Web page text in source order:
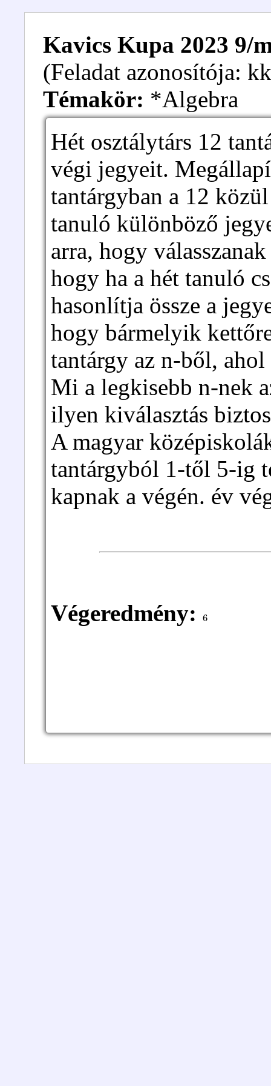
Kavics Kupa 2023 9/
(Feladat azonosítója:
Témakör: *Algebra
Hét osztálytárs 12
végi jegyeit.
tantárgyban a 12
tanuló különböző
arra, hogy
hogy ha a hét tanuló
hasonlítja össze a
hogy bármelyik
tantárgy az n-ből,
Mi a legkisebb n-nek
ilyen kiválasztás
A magyar
tantárgyból 1-től 5-ig
kapnak a végén. év
Végeredmény: 6